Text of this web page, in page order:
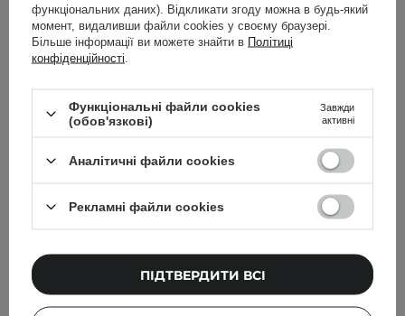
Інші клієнти також перевіряли
функціональних даних). Відкликати згоду можна в будь-який
момент, видаливши файли cookies у своєму браузері.
Більше інформації ви можете знайти в Політиці
конфіденційності
Функціональні файли cookies
(обов'язкові)
Завжди
активні
Аналітичні файли cookies
Рекламні файли cookies
ПІДТВЕРДИТИ ВСІ